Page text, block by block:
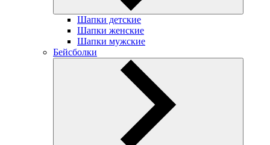
Шапки детские
Шапки женские
Шапки мужские
Бейсболки